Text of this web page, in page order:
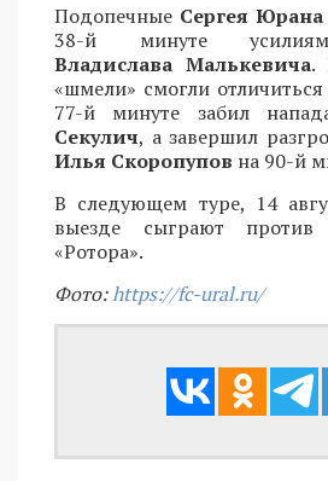
Подопечные Сергея Юрана
38-й минуте
Владислава Малькевича.
«шмели» смогли
77-й минуте забил
Секулич, а завершил
Илья Скоропупов на 90-й
В следующем туре, 14
выезде сыграют против
«Ротора».
Фото:https://fc-ural.ru/